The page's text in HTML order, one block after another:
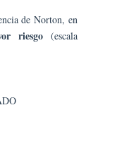
de Norton, en
riesgo(escala